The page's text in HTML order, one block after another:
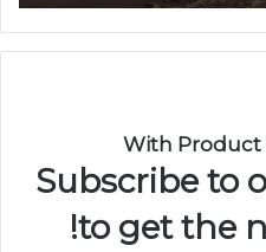
With Product
Subscribe to
to get the